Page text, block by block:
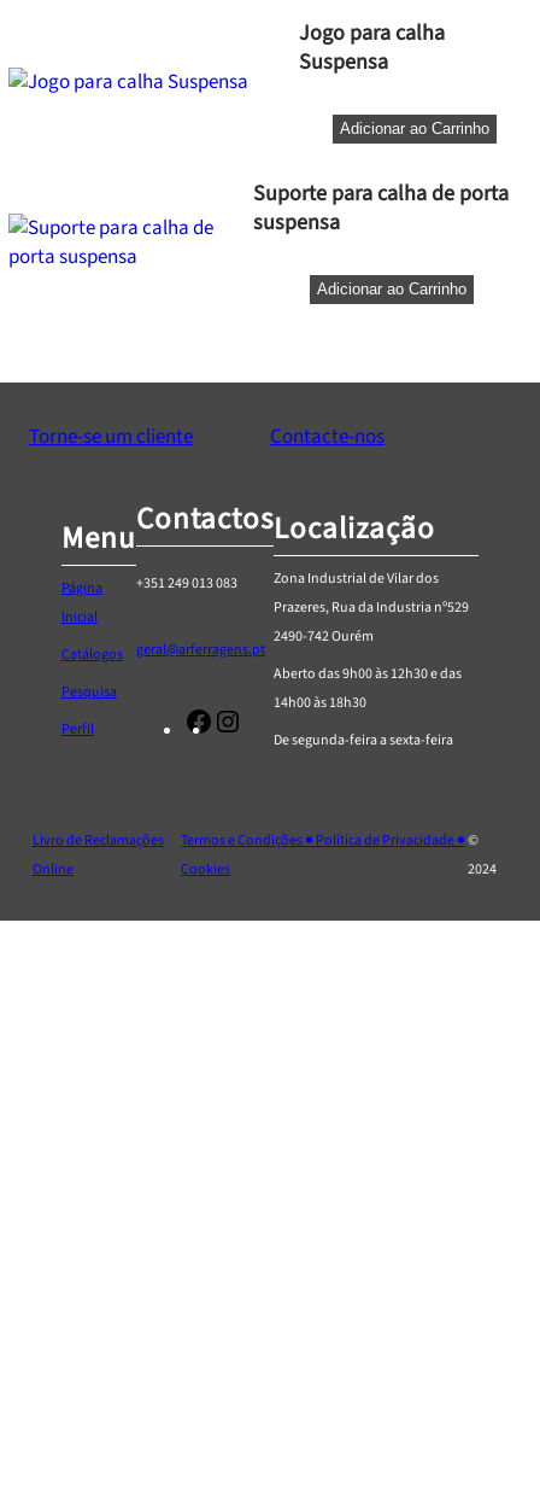
Jogo para calha
Suspensa
Adicionar ao Carrinho
Suporte para calha de porta
suspensa
Adicionar ao Carrinho
Torne-se um cliente Contacte-nos
Menu
Página
Inicial
Catálogos
Pesquisa
Perfil
Contactos
+351 249 013 083
geral@arferragens.pt
Facebook
AR
Localização
Zona Industrial de Vilar dos
Prazeres, Rua da Industria nº529
2490-742 Ourém
Aberto das 9h00 às 12h30 e das
14h00 às 18h30
De segunda-feira a sexta-feira
Livro de Reclamações
Online
Termos e Condições ● Política de Privacidade ●
Cookies
©
2024